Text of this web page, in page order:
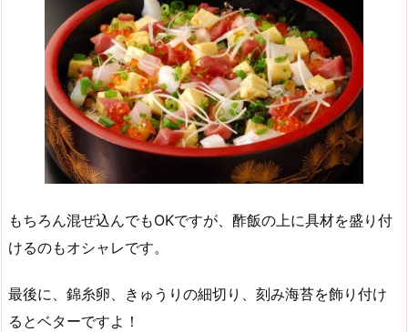
もちろん混ぜ込んでもOKですが、酢飯の上に具材を盛り付
けるのもオシャレです。
最後に、錦糸卵、きゅうりの細切り、刻み海苔を飾り付け
るとベターですよ！